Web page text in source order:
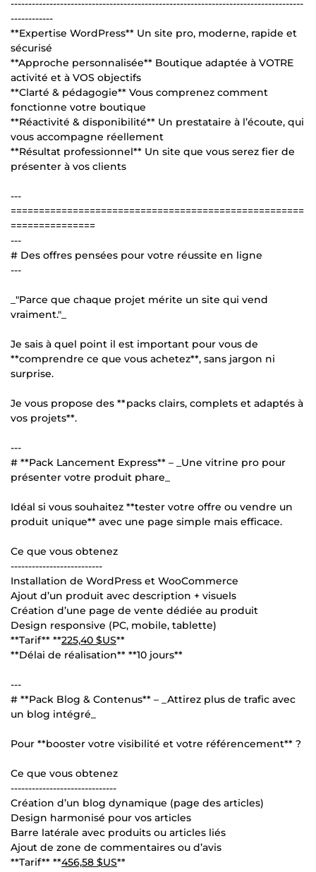
-----------------------------------------------------------------------------------
------------
**Expertise WordPress** Un site pro, moderne, rapide et
sécurisé
**Approche personnalisée** Boutique adaptée à VOTRE
activité et à VOS objectifs
**Clarté & pédagogie** Vous comprenez comment
fonctionne votre boutique
**Réactivité & disponibilité** Un prestataire à l’écoute, qui
vous accompagne réellement
**Résultat professionnel** Un site que vous serez fier de
présenter à vos clients
---
====================================================
===============
---
# Des offres pensées pour votre réussite en ligne
---
_"Parce que chaque projet mérite un site qui vend
vraiment."_
Je sais à quel point il est important pour vous de
**comprendre ce que vous achetez**, sans jargon ni
surprise.
Je vous propose des **packs clairs, complets et adaptés à
vos projets**.
---
# **Pack Lancement Express** – _Une vitrine pro pour
présenter votre produit phare_
Idéal si vous souhaitez **tester votre offre ou vendre un
produit unique** avec une page simple mais efficace.
Ce que vous obtenez
--------------------------
Installation de WordPress et WooCommerce
Ajout d’un produit avec description + visuels
Création d’une page de vente dédiée au produit
Design responsive (PC, mobile, tablette)
**Tarif** **225,40 $US**
**Délai de réalisation** **10 jours**
---
# **Pack Blog & Contenus** – _Attirez plus de trafic avec
un blog intégré_
Pour **booster votre visibilité et votre référencement** ?
Ce que vous obtenez
------------------------------
Création d’un blog dynamique (page des articles)
Design harmonisé pour vos articles
Barre latérale avec produits ou articles liés
Ajout de zone de commentaires ou d’avis
**Tarif** **456,58 $US**